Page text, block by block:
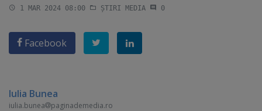
1 MAR 2024 08:00 ȘTIRI MEDIA 0
Facebook
Iulia Bunea
iulia.bunea paginademedia.ro